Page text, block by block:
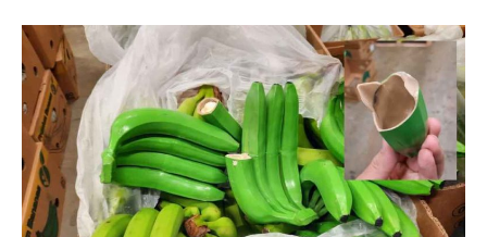
entrada
kilos
en
Santa
Marta,
hasta
en